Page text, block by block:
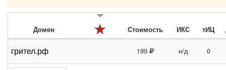
Домен Стоимость ИКС тИЦ
грител.рф 199 н/д 0